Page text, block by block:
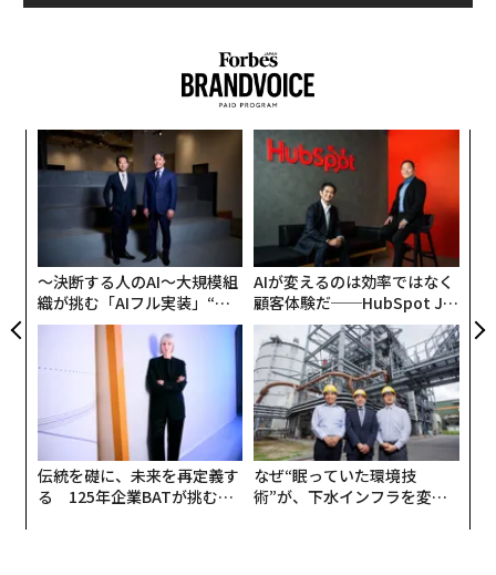
〜決断する人のAI〜大規模組
織が挑む「AIフル実装」“使
う”企業から“動く”企業へ【N
TTドコモビジネス×PwC】
AIが変えるのは効率ではなく
顧客体験だ──HubSpot Ja
panが語る「Grow Better」
な組織のつくり方
伝統を礎に、未来を再定義す
る 125年企業BATが挑むス
なぜ“眠っていた環境技
術”が、下水インフラを変え